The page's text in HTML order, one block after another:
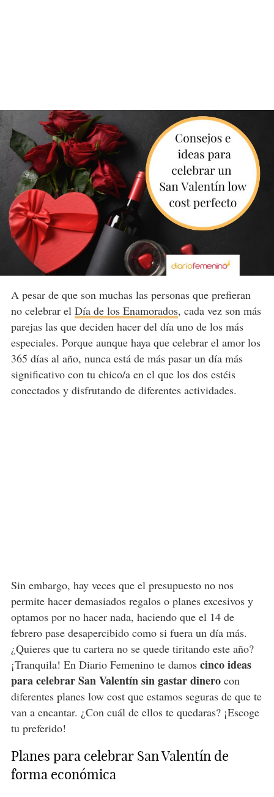
A pesar de que son muchas las personas que prefieran
no celebrar el Día de los Enamorados, cada vez son más
parejas las que deciden hacer del día uno de los más
especiales. Porque aunque haya que celebrar el amor los
365 días al año, nunca está de más pasar un día más
significativo con tu chico/a en el que los dos estéis
conectados y disfrutando de diferentes actividades.
Sin embargo, hay veces que el presupuesto no nos
permite hacer demasiados regalos o planes excesivos y
optamos por no hacer nada, haciendo que el 14 de
febrero pase desapercibido como si fuera un día más.
¿Quieres que tu cartera no se quede tiritando este año?
¡Tranquila! En Diario Femenino te damos cinco ideas
para celebrar San Valentín sin gastar dinerocon
diferentes planes low cost que estamos seguras de que te
van a encantar. ¿Con cuál de ellos te quedaras? ¡Escoge
tu preferido!
Planes para celebrar San Valentín de
forma económica